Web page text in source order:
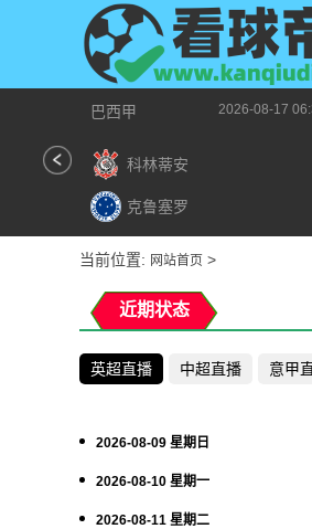
巴西甲 2026-08-17
科林蒂安
克鲁塞罗
当前位置: 网站首页 >
近期状态
英超直播 中超直播 意甲
2026-08-09 星期日
2026-08-10 星期一
2026-08-11 星期二